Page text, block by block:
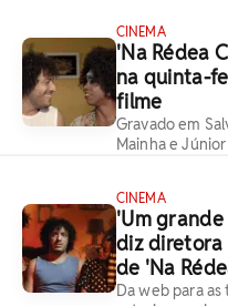
CINEMA
'Na Rédea
na quinta-
filme
Gravado em
Mainha e Júnior
CINEMA
'Um grande
diz diretora
de 'Na
Da web para